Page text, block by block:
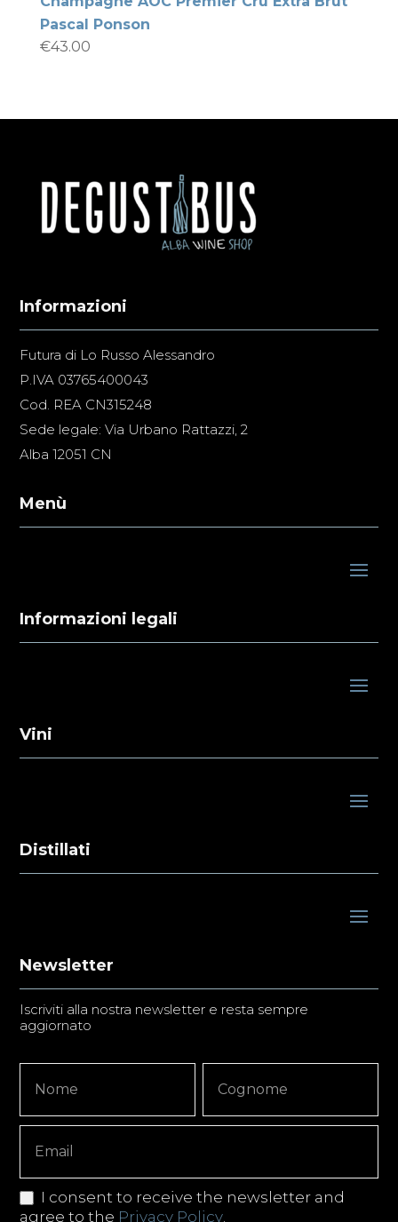
Pascal Ponson
€43.00
Informazioni
Futura di Lo Russo Alessandro
P.IVA 03765400043
Cod. REA CN315248
Sede legale: Via Urbano Rattazzi, 2
Alba 12051 CN
Menù
Informazioni legali
Vini
Distillati
Newsletter
Iscriviti alla nostra newsletter e resta sempre
aggiornato
Signup
Copy
I consent to receive the newsletter and
agree to the Privacy Policy